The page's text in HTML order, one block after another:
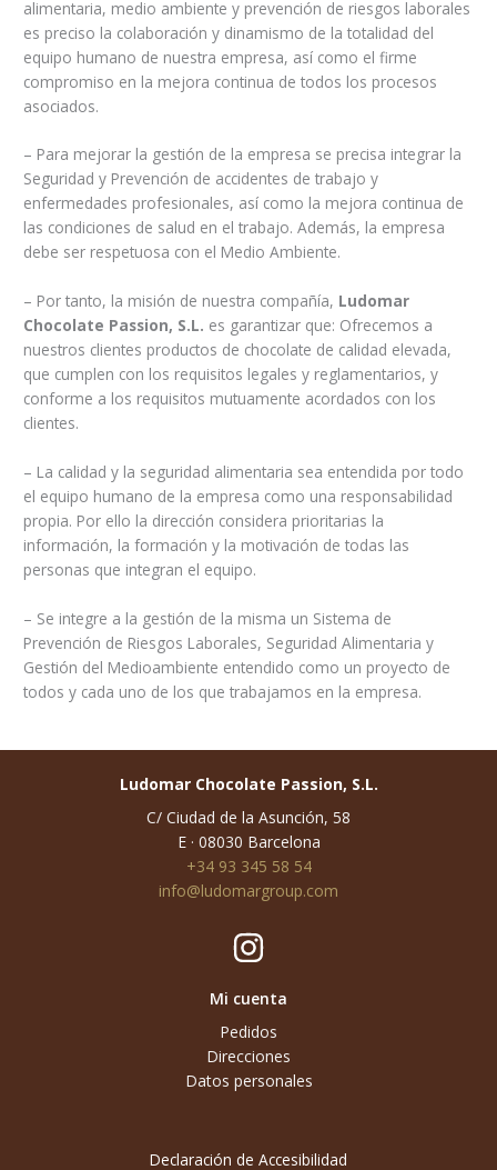
alimentaria, medio ambiente y prevención de riesgos laborales
es preciso la colaboración y dinamismo de la totalidad del
equipo humano de nuestra empresa, así como el firme
compromiso en la mejora continua de todos los procesos
asociados.
– Para mejorar la gestión de la empresa se precisa integrar la
Seguridad y Prevención de accidentes de trabajo y
enfermedades profesionales, así como la mejora continua de
las condiciones de salud en el trabajo. Además, la empresa
debe ser respetuosa con el Medio Ambiente.
– Por tanto, la misión de nuestra compañía, Ludomar
Chocolate Passion, S.L. es garantizar que: Ofrecemos a
nuestros clientes productos de chocolate de calidad elevada,
que cumplen con los requisitos legales y reglamentarios, y
conforme a los requisitos mutuamente acordados con los
clientes.
– La calidad y la seguridad alimentaria sea entendida por todo
el equipo humano de la empresa como una responsabilidad
propia. Por ello la dirección considera prioritarias la
información, la formación y la motivación de todas las
personas que integran el equipo.
– Se integre a la gestión de la misma un Sistema de
Prevención de Riesgos Laborales, Seguridad Alimentaria y
Gestión del Medioambiente entendido como un proyecto de
todos y cada uno de los que trabajamos en la empresa.
Ludomar Chocolate Passion, S.L.
C/ Ciudad de la Asunción, 58
E · 08030 Barcelona
+34 93 345 58 54
info@ludomargroup.com
Mi cuenta
Pedidos
Direcciones
Datos personales
Declaración de Accesibilidad